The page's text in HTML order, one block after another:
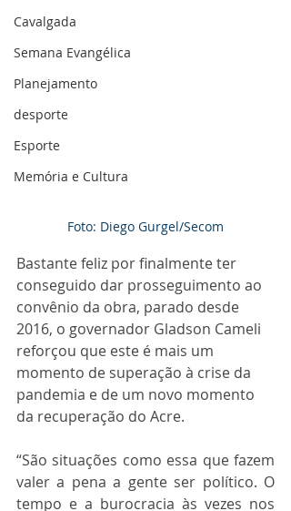
Cavalgada
Semana Evangélica
Planejamento
desporte
Esporte
Memória e Cultura
Foto: Diego Gurgel/Secom
Bastante feliz por finalmente ter
conseguido dar prosseguimento ao
convênio da obra, parado desde
2016, o governador Gladson Cameli
reforçou que este é mais um
momento de superação à crise da
pandemia e de um novo momento
da recuperação do Acre.
“São situações como essa que fazem
valer a pena a gente ser político. O
tempo e a burocracia às vezes nos